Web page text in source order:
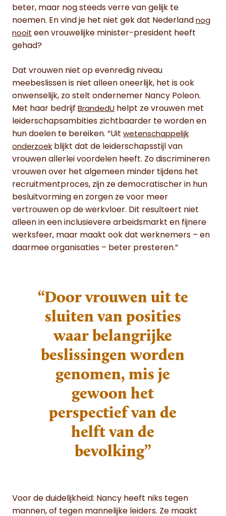
beter, maar nog steeds verre van gelijk te
noemen. En vind je het niet gek dat Nederland nog
nooit een vrouwelijke minister-president heeft
gehad?
Dat vrouwen niet op evenredig niveau
meebeslissen is niet alleen oneerlijk, het is ook
onwenselijk, zo stelt ondernemer Nancy Poleon.
Met haar bedrijf BrandedU helpt ze vrouwen met
leiderschapsambities zichtbaarder te worden en
hun doelen te bereiken. “Uit wetenschappelijk
onderzoek blijkt dat de leiderschapsstijl van
vrouwen allerlei voordelen heeft. Zo discrimineren
vrouwen over het algemeen minder tijdens het
recruitmentproces, zijn ze democratischer in hun
besluitvorming en zorgen ze voor meer
vertrouwen op de werkvloer. Dit resulteert niet
alleen in een inclusievere arbeidsmarkt en fijnere
werksfeer, maar maakt ook dat werknemers – en
daarmee organisaties – beter presteren.”
“Door vrouwen uit te
sluiten van posities
waar belangrijke
beslissingen worden
genomen, mis je
gewoon het
perspectief van de
helft van de
bevolking”
Voor de duidelijkheid: Nancy heeft niks tegen
mannen, of tegen mannelijke leiders. Ze maakt